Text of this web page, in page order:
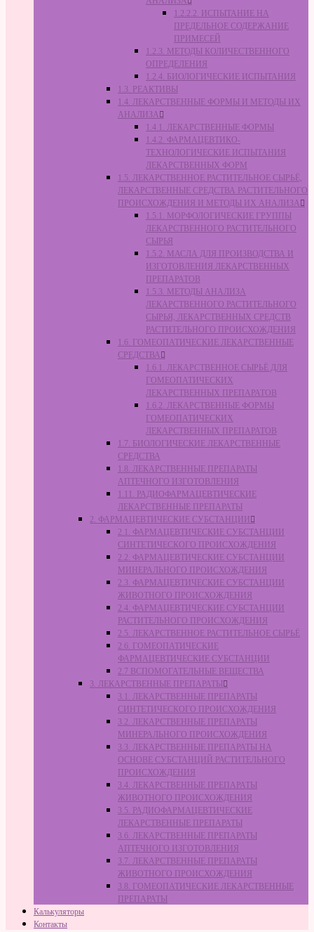
1.2.2.2. ИСПЫТАНИЕ НА
ПРЕДЕЛЬНОЕ СОДЕРЖАНИЕ
ПРИМЕСЕЙ
1.2.3. МЕТОДЫ КОЛИЧЕСТВЕННОГО
ОПРЕДЕЛЕНИЯ
1.2.4. БИОЛОГИЧЕСКИЕ ИСПЫТАНИЯ
1.3. РЕАКТИВЫ
1.4. ЛЕКАРСТВЕННЫЕ ФОРМЫ И МЕТОДЫ ИХ
АНАЛИЗА
1.4.1. ЛЕКАРСТВЕННЫЕ ФОРМЫ
1.4.2. ФАРМАЦЕВТИКО-
ТЕХНОЛОГИЧЕСКИЕ ИСПЫТАНИЯ
ЛЕКАРСТВЕННЫХ ФОРМ
1.5. ЛЕКАРСТВЕННОЕ РАСТИТЕЛЬНОЕ СЫРЬЁ,
ЛЕКАРСТВЕННЫЕ СРЕДСТВА РАСТИТЕЛЬНОГО
ПРОИСХОЖДЕНИЯ И МЕТОДЫ ИХ АНАЛИЗА
1.5.1. МОРФОЛОГИЧЕСКИЕ ГРУППЫ
ЛЕКАРСТВЕННОГО РАСТИТЕЛЬНОГО
СЫРЬЯ
1.5.2. МАСЛА ДЛЯ ПРОИЗВОДСТВА И
ИЗГОТОВЛЕНИЯ ЛЕКАРСТВЕННЫХ
ПРЕПАРАТОВ
1.5.3. МЕТОДЫ АНАЛИЗА
ЛЕКАРСТВЕННОГО РАСТИТЕЛЬНОГО
СЫРЬЯ, ЛЕКАРСТВЕННЫХ СРЕДСТВ
РАСТИТЕЛЬНОГО ПРОИСХОЖДЕНИЯ
1.6. ГОМЕОПАТИЧЕСКИЕ ЛЕКАРСТВЕННЫЕ
СРЕДСТВА
1.6.1. ЛЕКАРСТВЕННОЕ СЫРЬЁ ДЛЯ
ГОМЕОПАТИЧЕСКИХ
ЛЕКАРСТВЕННЫХ ПРЕПАРАТОВ
1.6.2. ЛЕКАРСТВЕННЫЕ ФОРМЫ
ГОМЕОПАТИЧЕСКИХ
ЛЕКАРСТВЕННЫХ ПРЕПАРАТОВ
1.7. БИОЛОГИЧЕСКИЕ ЛЕКАРСТВЕННЫЕ
СРЕДСТВА
1.8. ЛЕКАРСТВЕННЫЕ ПРЕПАРАТЫ
АПТЕЧНОГО ИЗГОТОВЛЕНИЯ
1.11. РАДИОФАРМАЦЕВТИЧЕСКИЕ
ЛЕКАРСТВЕННЫЕ ПРЕПАРАТЫ
2. ФАРМАЦЕВТИЧЕСКИЕ СУБСТАНЦИИ
2.1. ФАРМАЦЕВТИЧЕСКИЕ СУБСТАНЦИИ
СИНТЕТИЧЕСКОГО ПРОИСХОЖДЕНИЯ
2.2. ФАРМАЦЕВТИЧЕСКИЕ СУБСТАНЦИИ
МИНЕРАЛЬНОГО ПРОИСХОЖДЕНИЯ
2.3. ФАРМАЦЕВТИЧЕСКИЕ СУБСТАНЦИИ
ЖИВОТНОГО ПРОИСХОЖДЕНИЯ
2.4. ФАРМАЦЕВТИЧЕСКИЕ СУБСТАНЦИИ
РАСТИТЕЛЬНОГО ПРОИСХОЖДЕНИЯ
2.5. ЛЕКАРСТВЕННОЕ РАСТИТЕЛЬНОЕ СЫРЬЁ
2.6. ГОМЕОПАТИЧЕСКИЕ
ФАРМАЦЕВТИЧЕСКИЕ СУБСТАНЦИИ
2.7 ВСПОМОГАТЕЛЬНЫЕ ВЕЩЕСТВА
3. ЛЕКАРСТВЕННЫЕ ПРЕПАРАТЫ
3.1. ЛЕКАРСТВЕННЫЕ ПРЕПАРАТЫ
СИНТЕТИЧЕСКОГО ПРОИСХОЖДЕНИЯ
3.2. ЛЕКАРСТВЕННЫЕ ПРЕПАРАТЫ
МИНЕРАЛЬНОГО ПРОИСХОЖДЕНИЯ
3.3. ЛЕКАРСТВЕННЫЕ ПРЕПАРАТЫ НА
ОСНОВЕ СУБСТАНЦИЙ РАСТИТЕЛЬНОГО
ПРОИСХОЖДЕНИЯ
3.4. ЛЕКАРСТВЕННЫЕ ПРЕПАРАТЫ
ЖИВОТНОГО ПРОИСХОЖДЕНИЯ
3.5. РАДИОФАРМАЦЕВТИЧЕСКИЕ
ЛЕКАРСТВЕННЫЕ ПРЕПАРАТЫ
3.6. ЛЕКАРСТВЕННЫЕ ПРЕПАРАТЫ
АПТЕЧНОГО ИЗГОТОВЛЕНИЯ
3.7. ЛЕКАРСТВЕННЫЕ ПРЕПАРАТЫ
ЖИВОТНОГО ПРОИСХОЖДЕНИЯ
3.8. ГОМЕОПАТИЧЕСКИЕ ЛЕКАРСТВЕННЫЕ
ПРЕПАРАТЫ
Калькуляторы
Контакты